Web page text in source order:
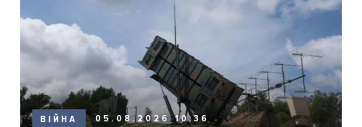
ВІЙНА 05.08.2026 10:36